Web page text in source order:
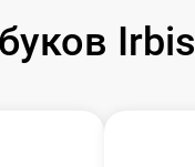
Irbis